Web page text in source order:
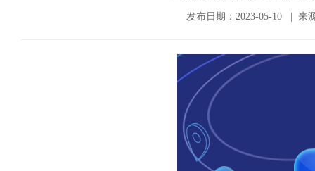
发布日期：2023-05-10 |